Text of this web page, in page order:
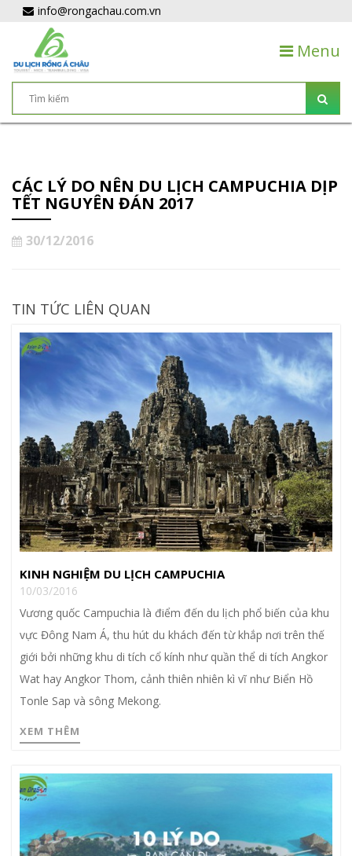
info@rongachau.com.vn
Menu
CÁC LÝ DO NÊN DU LỊCH CAMPUCHIA DỊP
TẾT NGUYÊN ĐÁN 2017
30/12/2016
TIN TỨC LIÊN QUAN
KINH NGHIỆM DU LỊCH CAMPUCHIA
10/03/2016
Vương quốc Campuchia là điểm đến du lịch phổ biến của khu
vực Đông Nam Á, thu hút du khách đến từ khắp nơi trên thế
giới bởi những khu di tích cổ kính như quần thể di tích Angkor
Wat hay Angkor Thom, cảnh thiên nhiên kì vĩ như Biển Hồ
Tonle Sap và sông Mekong.
XEM THÊM